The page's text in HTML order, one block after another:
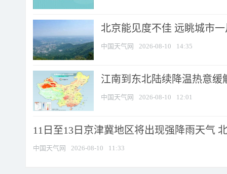
北京能见度不佳 远眺城市
中国天气网 2026-08-10 14:35
江南到东北陆续降温热意缓
中国天气网 2026-08-10 12:01
11日至13日京津冀地区将出现强降雨天气
中国天气网 2026-08-10 11:33